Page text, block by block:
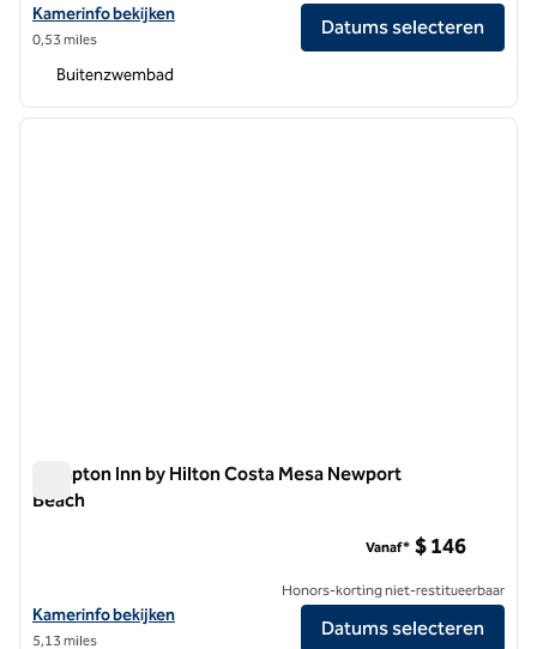
Bekijk hoteldetails voor The Waterfront Beach Resort, een Hilton
Kamerinfo bekijken
0,53 miles
Datums selecteren
Buitenzwembad
1 van 12
Hampton Inn by Hilton Costa Mesa Newport
Beach
Bekijk hoteldetails voor Hampton Inn by Hilton Costa Mesa Newport
Kamerinfo bekijken
5,13 miles
Vanaf* $ 146
Honors-korting niet-restitueerbaar
Datums selecteren